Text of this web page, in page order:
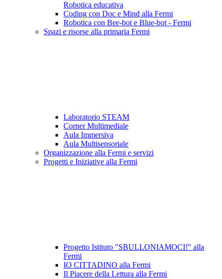
Robotica educativa
Coding con Doc e Mind alla Fermi
Robotica con Bee-bot e Blue-bot - Fermi
Spazi e risorse alla primaria Fermi
Laboratorio STEAM
Corner Multimediale
Aula Immersiva
Aula Multisensoriale
Organizzazione alla Fermi e servizi
Progetti e Iniziative alla Fermi
Progetto Istituto "SBULLONIAMOCI!" alla
Fermi
IO CITTADINO alla Fermi
Il Piacere della Lettura alla Fermi